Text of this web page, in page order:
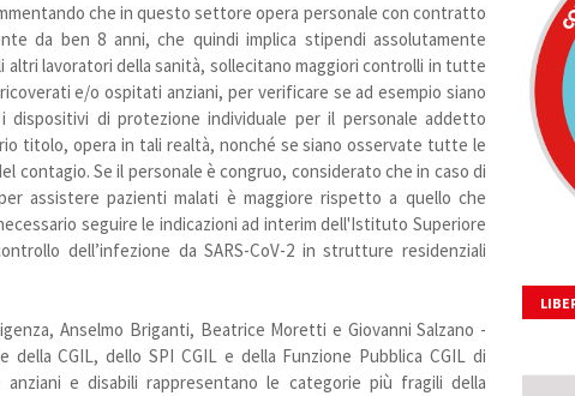
che in questo settore opera personale con contratto
da ben 8 anni, che quindi implica stipendi assolutamente
lavoratori della sanità, sollecitano maggiori controlli in tutte
e/o ospitati anziani, per verificare se ad esempio siano
di protezione individuale per il personale addetto
titolo, opera in tali realtà, nonché se siano osservate tutte le
contagio. Se il personale è congruo, considerato che in caso di
assistere pazienti malati è maggiore rispetto a quello che
seguire le indicazioni ad interim dell'Istituto Superiore
dell’infezione da SARS-CoV-2 in strutture residenziali
Anselmo Briganti, Beatrice Moretti e Giovanni Salzano -
CGIL, dello SPI CGIL e della Funzione Pubblica CGIL di
e disabili rappresentano le categorie più fragili della